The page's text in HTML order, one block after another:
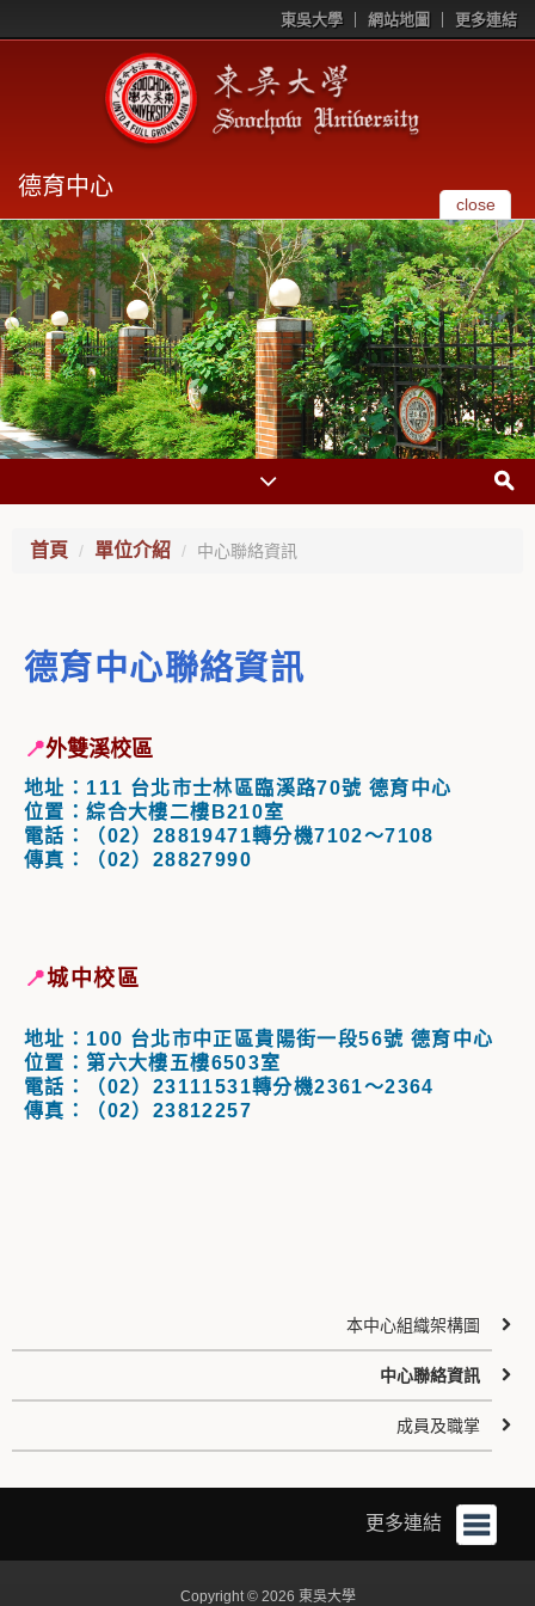
東吳大學 網站地圖 更多連結
德育中心
close
首頁 單位介紹 中心聯絡資訊
德育中心聯絡資訊
📍外雙溪校區
地址：111 台北市士林區臨溪路70號 德育中心
位置：綜合大樓二樓B210室
電話：（02）28819471轉分機7102～7108
傳真：（02）28827990
📍城中校區
地址：100 台北市中正區貴陽街一段56號 德育中心
位置：第六大樓五樓6503室
電話：（02）23111531轉分機2361～2364
傳真：（02）23812257
本中心組織架構圖
中心聯絡資訊
成員及職掌
更多連結
Copyright © 2026 東吳大學